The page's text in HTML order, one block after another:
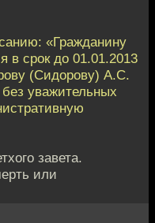
«Гражданину
в срок до 01.01.2013
(Сидорову) А.С.
уважительных
завета.
или